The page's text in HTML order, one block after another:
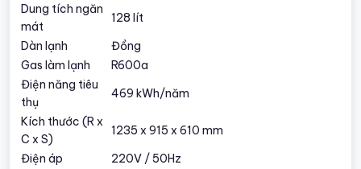
Dung tích ngăn
mát
128 lít
Dàn lạnh
Đồng
Gas làm lạnh
R600a
Điện năng tiêu
thụ
469 kWh/năm
Kích thước (R x
C x S)
1235 x 915 x 610 mm
Điện áp
220V / 50Hz